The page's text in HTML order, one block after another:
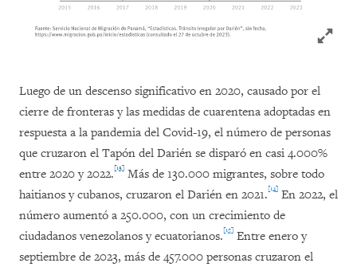
Click
Luego de un descenso significativo en 2020, causado por el
cierre de fronteras y las medidas de cuarentena adoptadas en
respuesta a la pandemia del Covid-19, el número de personas
que cruzaron el Tapón del Darién se disparó en casi 4.000%
entre 2020 y 2022.[13] Más de 130.000 migrantes, sobre todo
haitianos y cubanos, cruzaron el Darién en 2021.[14] En 2022, el
número aumentó a 250.000, con un crecimiento de
ciudadanos venezolanos y ecuatorianos.[15] Entre enero y
septiembre de 2023, más de 457.000 personas cruzaron el